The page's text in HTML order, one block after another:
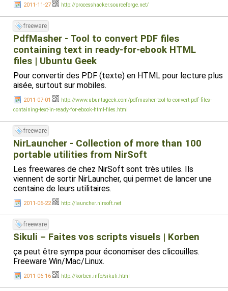
2011-11-27 http://processhacker.sourceforge.net/
freeware
PdfMasher - Tool to convert PDF files
containing text in ready-for-ebook HTML
files | Ubuntu Geek
Pour convertir des PDF (texte) en HTML pour lecture plus
aisée, surtout sur mobiles.
2011-07-01
http://www.ubuntugeek.com/pdfmasher-tool-to-convert-pdf-files-
containing-text-in-ready-for-ebook-html-files.html
freeware
NirLauncher - Collection of more than 100
portable utilities from NirSoft
Les freewares de chez NirSoft sont très utiles. Ils
viennent de sortir NirLauncher, qui permet de lancer une
centaine de leurs utilitaires.
2011-06-22 http://launcher.nirsoft.net
freeware
Sikuli – Faites vos scripts visuels | Korben
ça peut être sympa pour économiser des clicouilles.
Freeware Win/Mac/Linux.
2011-06-16 http://korben.info/sikuli.html